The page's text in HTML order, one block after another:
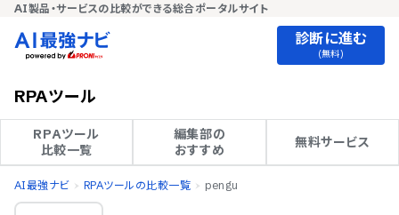
AI製品・サービスの比較ができる総合ポータルサイト
診断に進む
(無料)
RPAツール
RPAツール
比較一覧
編集部の
おすすめ
無料サービス
AI最強ナビ RPAツールの比較一覧 pengu